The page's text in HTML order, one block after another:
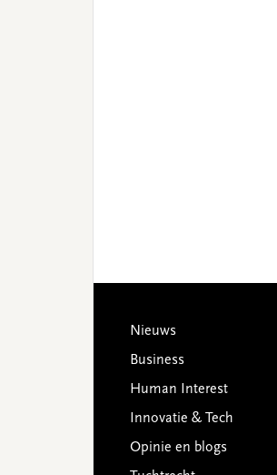
Footer
Nieuws
Business
Human Interest
Innovatie & Tech
Opinie en blogs